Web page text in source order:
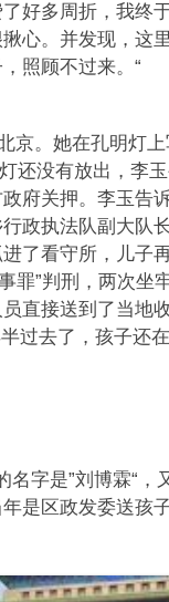
好多周折，我终
心。并发现，这
照顾不过来。“
京。她在孔明灯上
还没有放出，李
府关押。李玉告
政执法队副大队
了看守所，儿子
罪”判刑，两次坐
直接送到了当地
过去了，孩子还
字是”刘博霖“，
是区政发委送孩